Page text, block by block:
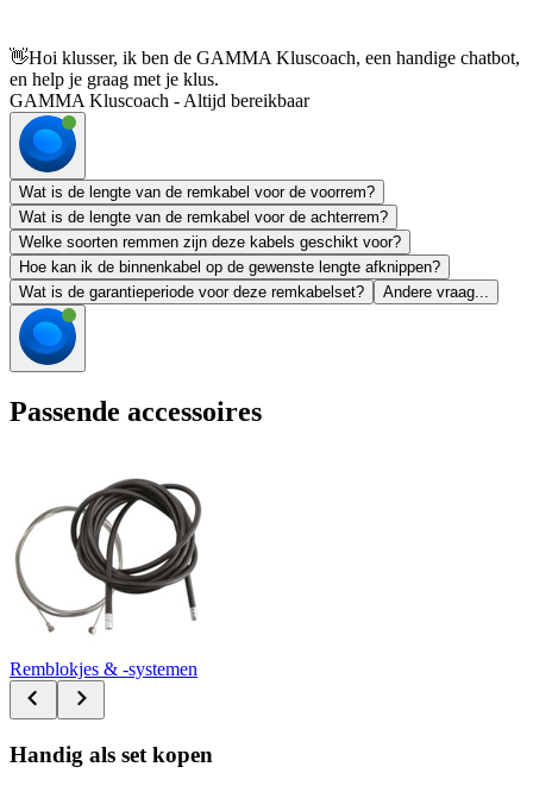
👋Hoi klusser, ik ben de GAMMA Kluscoach, een handige chatbot,
en help je graag met je klus.
GAMMA Kluscoach - Altijd bereikbaar
Wat is de lengte van de remkabel voor de voorrem?
Wat is de lengte van de remkabel voor de achterrem?
Welke soorten remmen zijn deze kabels geschikt voor?
Hoe kan ik de binnenkabel op de gewenste lengte afknippen?
Wat is de garantieperiode voor deze remkabelset?
Andere vraag...
Passende accessoires
Remblokjes & -systemen
Handig als set kopen